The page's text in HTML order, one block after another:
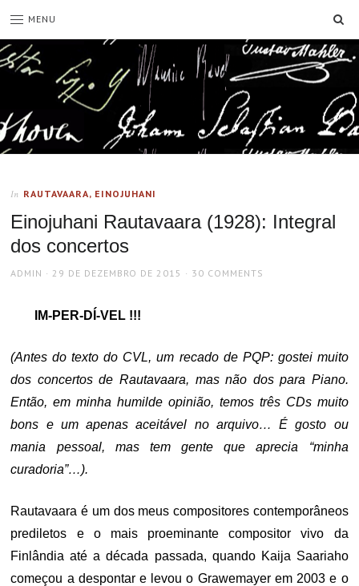
MENU
In RAUTAVAARA, EINOJUHANI
Einojuhani Rautavaara (1928): Integral
dos concertos
AUTHOR
ADMIN
POSTED
29 DE DEZEMBRO DE 2015 30 COMMENTS
IM-PER-DÍ-VEL !!!
(Antes do texto do CVL, um recado de PQP: gostei muito
dos concertos de Rautavaara, mas não dos para Piano.
Então, em minha humilde opinião, temos três CDs muito
bons e um apenas aceitável no arquivo… É gosto ou
mania pessoal, mas tem gente que aprecia “minha
curadoria”…).
Rautavaara é um dos meus compositores contemporâneos
prediletos e o mais proeminante compositor vivo da
Finlândia até a década passada, quando Kaija Saariaho
começou a despontar e levou o Grawemayer em 2003 e o